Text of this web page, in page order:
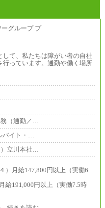
て、私たちは障がい者の自社
っています。通勤や働く場所
務（通勤／…
バイト・…
）立川本社…
）月給147,800円以上（実働6
以上（実働7.5時